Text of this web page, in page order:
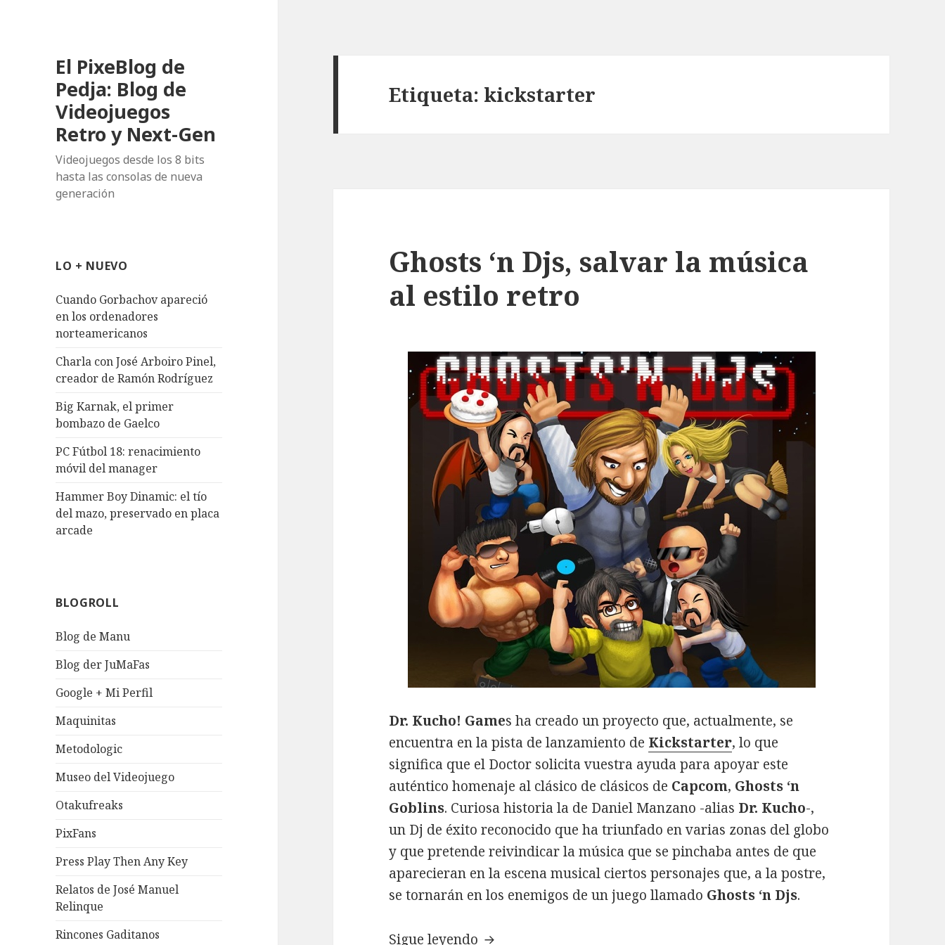
El PixeBlog de
Pedja: Blog de
Videojuegos
Retro y Next-Gen
Videojuegos desde los 8 bits
hasta las consolas de nueva
generación
LO + NUEVO
Cuando Gorbachov apareció
en los ordenadores
norteamericanos
Charla con José Arboiro Pinel,
creador de Ramón Rodríguez
Big Karnak, el primer
bombazo de Gaelco
PC Fútbol 18: renacimiento
móvil del manager
Hammer Boy Dinamic: el tío
del mazo, preservado en placa
arcade
BLOGROLL
Blog de Manu
Blog der JuMaFas
Google + Mi Perfil
Maquinitas
Metodologic
Museo del Videojuego
Otakufreaks
PixFans
Press Play Then Any Key
Relatos de José Manuel
Relinque
Rincones Gaditanos
Etiqueta: kickstarter
Ghosts ‘n Djs, salvar la música
al estilo retro
Dr. Kucho! Games ha creado un proyecto que, actualmente, se
encuentra en la pista de lanzamiento de Kickstarter, lo que
significa que el Doctor solicita vuestra ayuda para apoyar este
auténtico homenaje al clásico de clásicos de Capcom, Ghosts ‘n
Goblins. Curiosa historia la de Daniel Manzano -alias Dr. Kucho-,
un Dj de éxito reconocido que ha triunfado en varias zonas del globo
y que pretende reivindicar la música que se pinchaba antes de que
aparecieran en la escena musical ciertos personajes que, a la postre,
se tornarán en los enemigos de un juego llamado Ghosts ‘n Djs.
Sigue leyendo Ghosts ‘n Djs, salvar la música al estilo retro